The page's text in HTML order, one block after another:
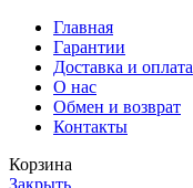
Главная
Гарантии
Доставка и оплата
О нас
Обмен и возврат
Контакты
Корзина
Закрыть